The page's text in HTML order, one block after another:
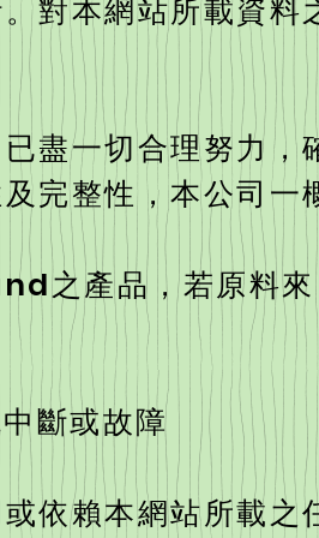
對本網站所載資
盡一切合理努力
完整性，本公司
之產品，若原料來
斷或故障
依賴本網站所載